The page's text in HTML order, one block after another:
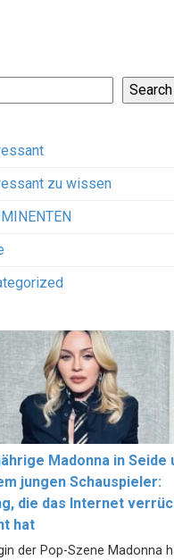
Search
zu wissen
Madonna in Seide
jungen Schauspieler:
die das Internet
hat
der Pop-Szene Madonna